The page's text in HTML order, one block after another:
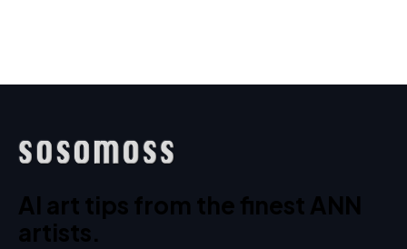
l;
AI art tips from the finest ANN
artists.